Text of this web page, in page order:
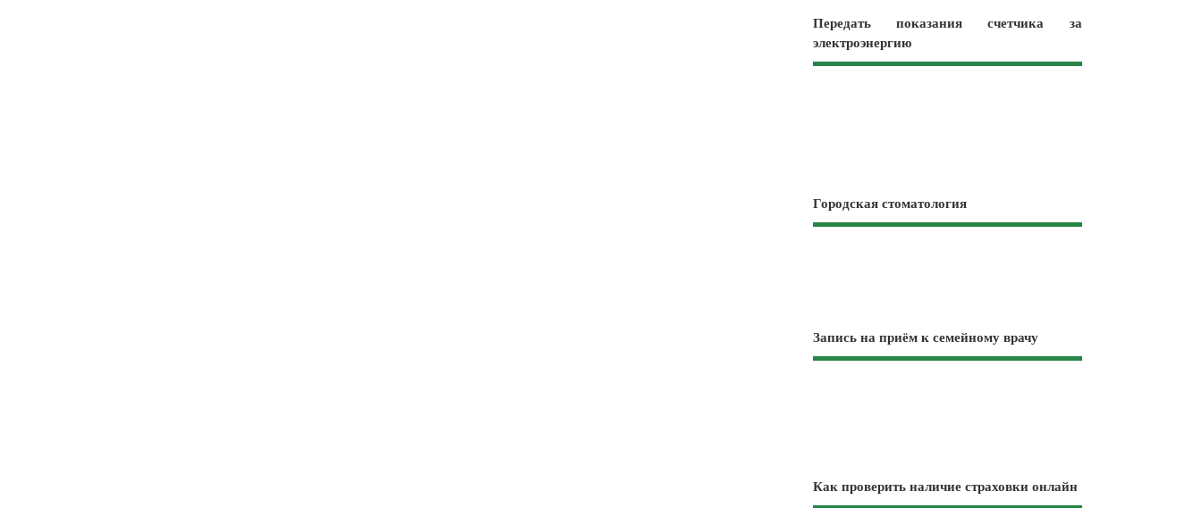
Передать показания счетчика за
электроэнергию
Городская стоматология
Запись на приём к семейному врачу
Как проверить наличие страховки онлайн